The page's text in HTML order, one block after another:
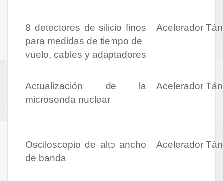
8 detectores de silicio finos
para medidas de tiempo de
vuelo, cables y adaptadores
Acelerador
Actualización de la
microsonda nuclear
Acelerador
Osciloscopio de alto ancho
de banda
Acelerador